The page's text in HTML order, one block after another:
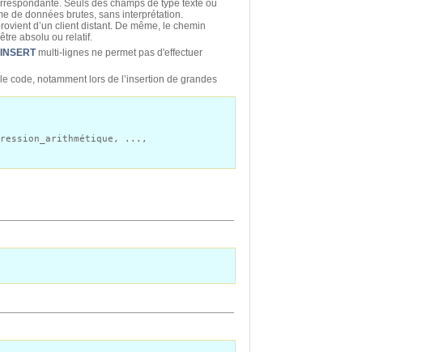
Seuls des champs de type texte ou
de données brutes, sans interprétation.
d’un client distant. De même, le chemin
absolu ou relatif.
INSERTmulti-lignes ne permet pas d'effectuer
code, notamment lors de l’insertion de grandes
...,